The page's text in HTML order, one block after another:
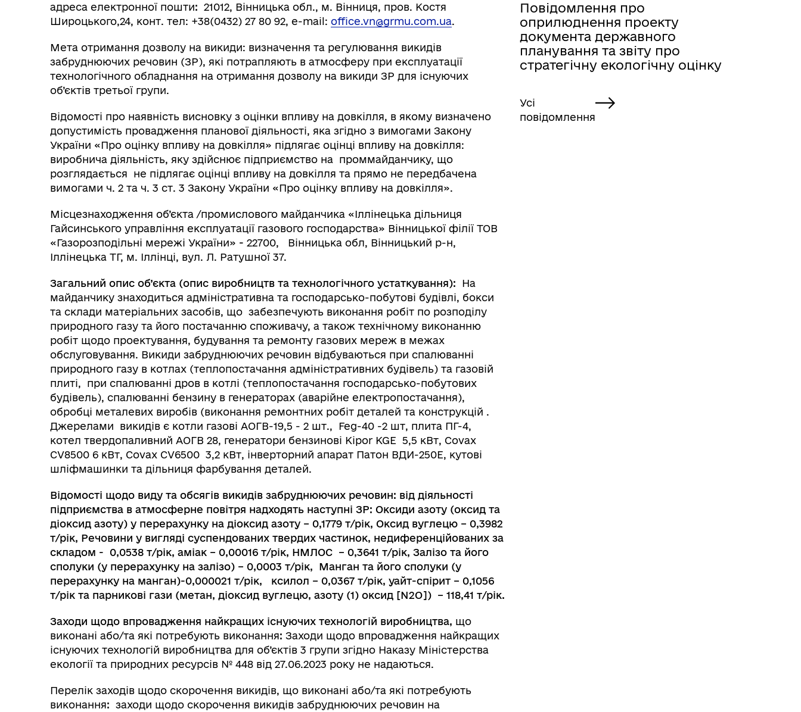
адреса електронної пошти: 21012, Вінницька обл., м. Вінниця, пров. Костя
Широцького,24, конт. тел: +38(0432) 27 80 92, e-mail: office.vn@grmu.com.ua.
Мета отримання дозволу на викиди: визначення та регулювання викидів
забруднюючих речовин (ЗР), які потрапляють в атмосферу при експлуатації
технологічного обладнання на отримання дозволу на викиди ЗР для існуючих
об’єктів третьої групи.
Відомості про наявність висновку з оцінки впливу на довкілля, в якому визначено
допустимість провадження планової діяльності, яка згідно з вимогами Закону
України «Про оцінку впливу на довкілля» підлягає оцінці впливу на довкілля:
виробнича діяльність, яку здійснює підприємство на проммайданчику, що
розглядається не підлягає оцінці впливу на довкілля та прямо не передбачена
вимогами ч. 2 та ч. 3 ст. 3 Закону України «Про оцінку впливу на довкілля».
Місцезнаходження об’єкта /промислового майданчика «Іллінецька дільниця
Гайсинського управління експлуатації газового господарства» Вінницької філії ТОВ
«Газорозподільні мережі України» - 22700, Вінницька обл, Вінницький р-н,
Іллінецька ТГ, м. Іллінці, вул. Л. Ратушної 37.
Загальний опис об’єкта (опис виробництв та технологічного устаткування):
На
майданчику знаходиться адміністративна та господарсько-побутові будівлі, бокси
та склади матеріальних засобів, що забезпечують виконання робіт по розподілу
природного газу та його постачанню споживачу, а також технічному виконанню
робіт щодо проектування, будування та ремонту газових мереж в межах
обслуговування. Викиди забруднюючих речовин відбуваються при спалюванні
природного газу в котлах (теплопостачання адміністративних будівель) та газовій
плиті, при спалюванні дров в котлі (теплопостачання господарсько-побутових
будівель), спалюванні бензину в генераторах (аварійне електропостачання),
обробці металевих виробів (виконання ремонтних робіт деталей та конструкцій .
Джерелами викидів є котли газові АОГВ-19,5 - 2 шт., Feg-40 -2 шт, плита ПГ-4,
котел твердопаливний АОГВ 28, генератори бензинові Kipor KGE 5,5 кВт, Covax
CV8500 6 кВт, Covax CV6500 3,2 кВт, інверторний апарат Патон ВДИ-250Е, кутові
шліфмашинки та дільниця фарбування деталей.
Відомості щодо виду та обсягів викидів забруднюючих речовин: від діяльності
підприємства в атмосферне повітря надходять наступні ЗР: Оксиди азоту (оксид та
діоксид азоту) у перерахунку на діоксид азоту – 0,1779 т/рік, Оксид вуглецю – 0,3982
т/рік, Речовини у вигляді суспендованих твердих частинок, недиференційованих за
складом - 0,0538 т/рік, аміак – 0,00016 т/рік, НМЛОС – 0,3641 т/рік, Залізо та його
сполуки (у перерахунку на залізо) – 0,0003 т/рік, Манган та його сполуки (у
перерахунку на манган)-0,000021 т/рік, ксилол – 0,0367 т/рік, уайт-спірит – 0,1056
т/рік та парникові гази (метан, діоксид вуглецю, азоту (1) оксид [N2O]) – 118,41 т/рік.
Заходи щодо впровадження найкращих існуючих технологій виробництва, що
виконані або/та які потребують виконання: Заходи щодо впровадження найкращих
існуючих технологій виробництва для об’єктів 3 групи згідно Наказу Міністерства
екології та природних ресурсів № 448 від 27.06.2023 року не надаються.
Перелік заходів щодо скорочення викидів, що виконані або/та які потребують
виконання: заходи щодо скорочення викидів забруднюючих речовин на
Повідомлення про
оприлюднення проекту
документа державного
планування та звіту про
стратегічну екологічну оцінку
Усі
повідомлення